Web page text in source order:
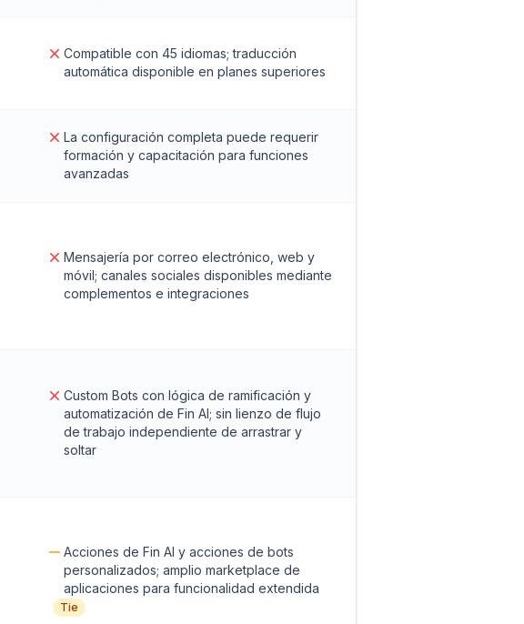
Compatible con 45 idiomas; traducción
automática disponible en planes superiores
La configuración completa puede requerir
formación y capacitación para funciones
avanzadas
Mensajería por correo electrónico, web y
móvil; canales sociales disponibles mediante
complementos e integraciones
Custom Bots con lógica de ramificación y
automatización de Fin AI; sin lienzo de flujo
de trabajo independiente de arrastrar y
soltar
Acciones de Fin AI y acciones de bots
personalizados; amplio marketplace de
aplicaciones para funcionalidad extendida
Tie